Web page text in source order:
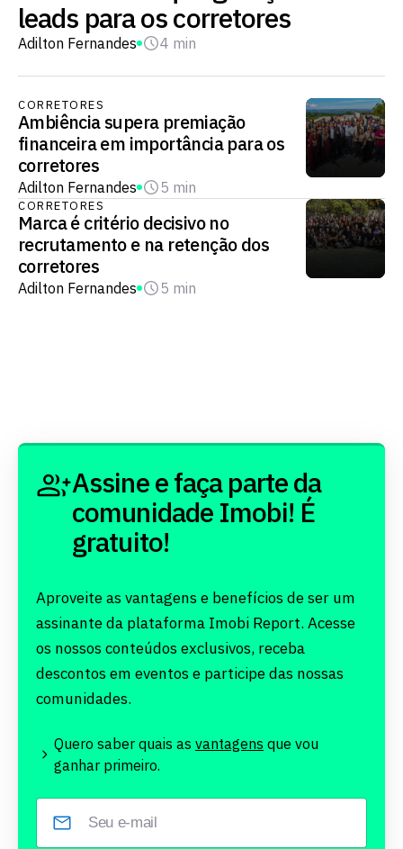
leads para os corretores
Adilton Fernandes 4 min
CORRETORES
Ambiência supera premiação
financeira em importância para os
corretores
Adilton Fernandes 5 min
CORRETORES
Marca é critério decisivo no
recrutamento e na retenção dos
corretores
Adilton Fernandes 5 min
Assine e faça parte da
comunidade Imobi! É
gratuito!
Aproveite as vantagens e benefícios de ser um
assinante da plataforma Imobi Report. Acesse
os nossos conteúdos exclusivos, receba
descontos em eventos e participe das nossas
comunidades.
Quero saber quais as vantagens que vou
ganhar primeiro.